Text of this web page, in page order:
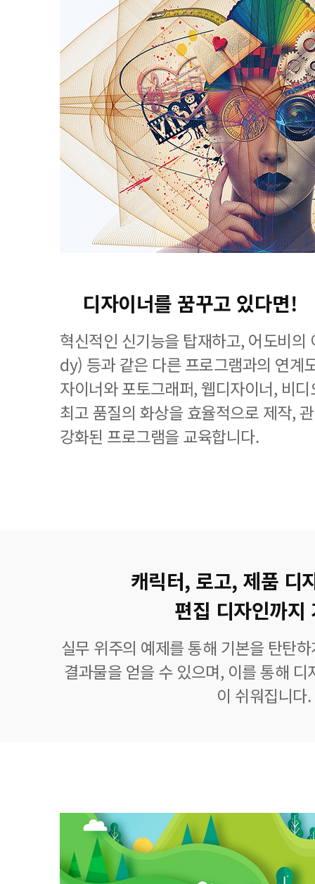
디자이너를 꿈꾸고 있다면!
혁신적인 신기능을 탑재하고, 어도비
dy) 등과 같은 다른 프로그램과의 연계
자이너와 포토그래퍼, 웹디자이너, 비
최고 품질의 화상을 효율적으로 제작,
강화된 프로그램을 교육합니다.
캐릭터, 로고, 제품 디
편집 디자인까지
실무 위주의 예제를 통해 기본을 탄탄
결과물을 얻을 수 있으며, 이를 통해
이 쉬워집니다.